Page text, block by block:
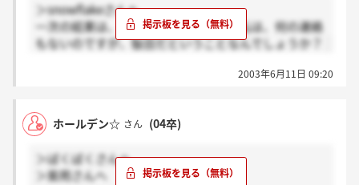
＞snowflakeさんへ
一次の結果は、郵送で届くんですか？私は、何の連絡
もないのですが、駄目だということなんでしょうか？
2003年6月11日 09:20
ホールデン☆ さん (04卒)
＞ばくばくさんへ
＞紫苑さんへ